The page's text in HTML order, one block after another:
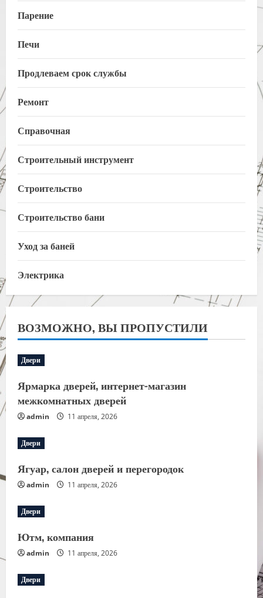
Парение
Печи
Продлеваем срок службы
Ремонт
Справочная
Строительный инструмент
Строительство
Строительство бани
Уход за баней
Электрика
ВОЗМОЖНО, ВЫ ПРОПУСТИЛИ
Двери
Ярмарка дверей, интернет-магазин
межкомнатных дверей
admin 11 апреля, 2026
Двери
Ягуар, салон дверей и перегородок
admin 11 апреля, 2026
Двери
Ютм, компания
admin 11 апреля, 2026
Двери